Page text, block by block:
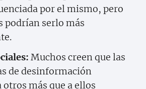
por el mismo, pero
podrían serlo más
Muchos creen que las
de desinformación
otros más que a ellos